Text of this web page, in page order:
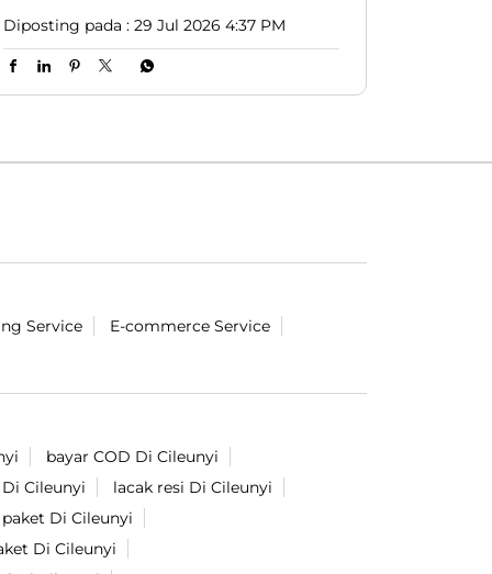
lagi sama laki-laki 😔 #LionParcel
#BeraniDiandelin #KirimPaket
#kepercayaan #trustissue
#kepercayaan
Diposting pada : 29 Jul 2026 4:37 PM